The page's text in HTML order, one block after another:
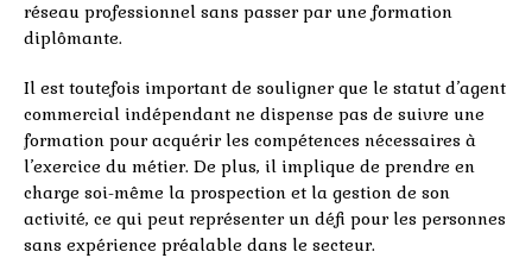
réseau professionnel sans passer par une formation
diplômante.
Il est toutefois important de souligner que le statut d’agent
commercial indépendant ne dispense pas de suivre une
formation pour acquérir les compétences nécessaires à
l’exercice du métier. De plus, il implique de prendre en
charge soi-même la prospection et la gestion de son
activité, ce qui peut représenter un défi pour les personnes
sans expérience préalable dans le secteur.